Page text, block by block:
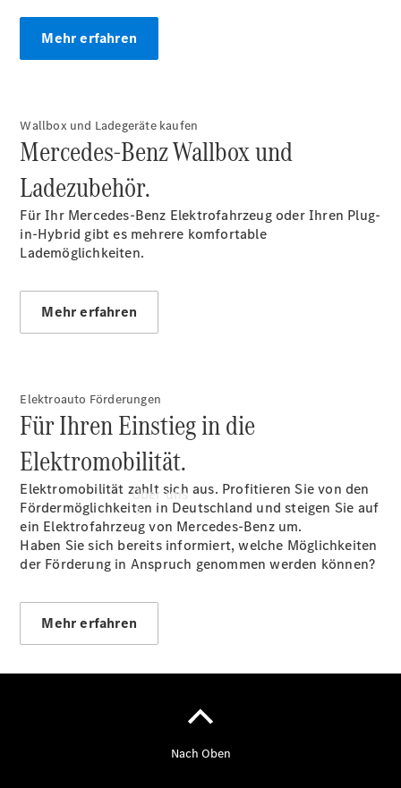
beim
Gebrauchtwagenkauf
Gebrauchtwagensuche
Gebrauchtwagen
Digitale
Extras
Über uns
Mehr erfahren
Wallbox und Ladegeräte kaufen
Mercedes-Benz Wallbox und
Ladezubehör.
Für Ihr Mercedes-Benz Elektrofahrzeug oder Ihren Plug-
in-Hybrid gibt es mehrere komfortable
Lademöglichkeiten.
Mehr erfahren
Elektroauto Förderungen
Für Ihren Einstieg in die
Elektromobilität.
Elektromobilität zahlt sich aus. Profitieren Sie von den
Fördermöglichkeiten in Deutschland und steigen Sie auf
ein Elektrofahrzeug von Mercedes-Benz um.
Haben Sie sich bereits informiert, welche Möglichkeiten
der Förderung in Anspruch genommen werden können?
Mehr erfahren